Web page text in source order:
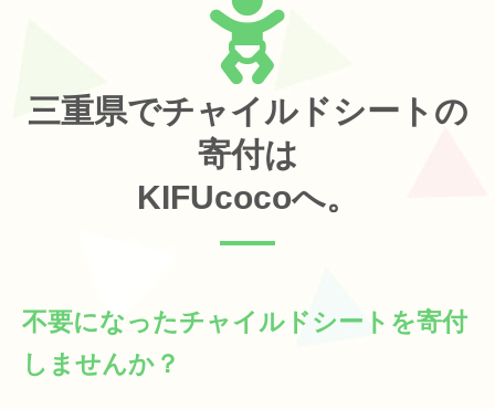
三重県でチャイルドシートの
寄付は
KIFUcocoへ。
不要になったチャイルドシートを寄付
しませんか？